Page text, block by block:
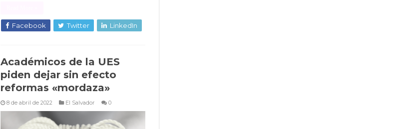
Facebook Twitter LinkedIn
Académicos de la UES
piden dejar sin efecto
reformas «mordaza»
8 de abril de 2022 El Salvador 0